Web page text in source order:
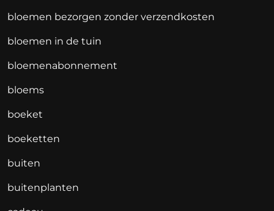
bloemen bezorgen zonder verzendkosten
bloemen in de tuin
bloemenabonnement
bloems
boeket
boeketten
buiten
buitenplanten